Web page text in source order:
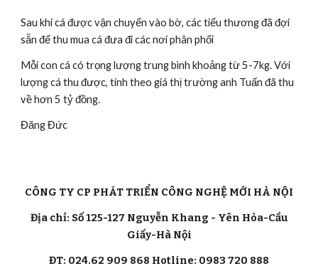
Sau khi cá được vận chuyển vào bờ, các tiểu thương đã đợi
sẵn để thu mua cá đưa đi các nơi phân phối
Mỗi con cá có trọng lượng trung bình khoảng từ 5-7kg. Với
lượng cá thu được, tính theo giá thị trường anh Tuấn đã thu
về hơn 5 tỷ đồng.
Đăng Đức
CÔNG TY CP PHÁT TRIỂN CÔNG NGHỆ MỚI HÀ NỘI
Địa chỉ: Số 125-127 Nguyễn Khang - Yên Hòa-Cầu
Giấy-Hà Nội
ĐT: 024.62 909 868 Hotline: 0983 720 888